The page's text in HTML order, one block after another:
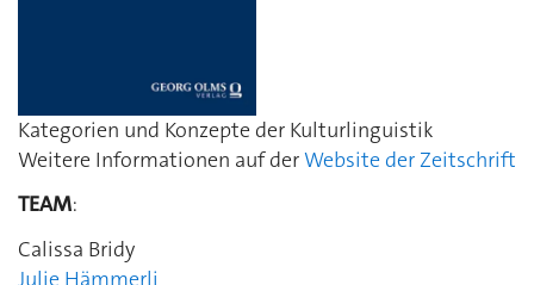
Kategorien und Konzepte der Kulturlinguistik
Weitere Informationen auf derWebsite der Zeitschrift
TEAM:
Calissa Bridy
Julie Hämmerli